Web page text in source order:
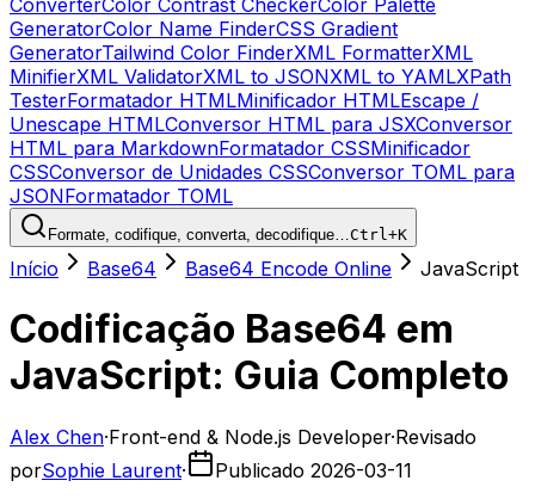
ConverterColor Contrast CheckerColor Palette
GeneratorColor Name FinderCSS Gradient
GeneratorTailwind Color FinderXML FormatterXML
MinifierXML ValidatorXML to JSONXML to YAMLXPath
TesterFormatador HTMLMinificador HTMLEscape /
Unescape HTMLConversor HTML para JSXConversor
HTML para MarkdownFormatador CSSMinificador
CSSConversor de Unidades CSSConversor TOML para
JSONFormatador TOML
Formate, codifique, converta, decodifique…Ctrl+K
Início Base64 Base64 Encode Online JavaScript
Codificação Base64 em
JavaScript: Guia Completo
Alex Chen·Front-end & Node.js Developer·Revisado
porSophie Laurent· Publicado 2026-03-11